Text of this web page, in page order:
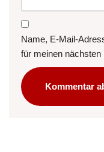
Name, E-Mail-
für meinen